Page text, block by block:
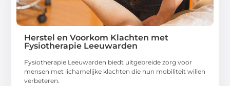
Herstel en Voorkom Klachten met
Fysiotherapie Leeuwarden
Fysiotherapie Leeuwarden biedt uitgebreide zorg voor
mensen met lichamelijke klachten die hun mobiliteit willen
verbeteren.